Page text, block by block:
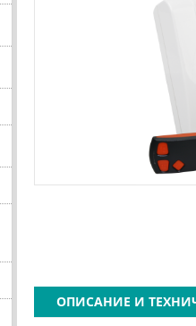
ОПИСАНИЕ И